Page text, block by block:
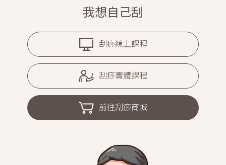
我想自己刮
刮痧線上課程
刮痧實體課程
前往刮痧商城